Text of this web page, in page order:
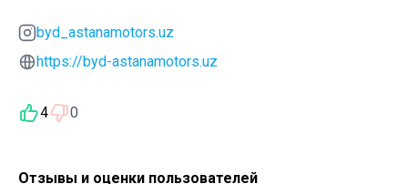
byd_astanamotors.uz
https://byd-astanamotors.uz
4 0
Отзывы и оценки пользователей